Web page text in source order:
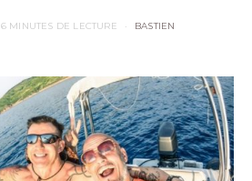
6 MINUTES DE LECTURE BASTIEN